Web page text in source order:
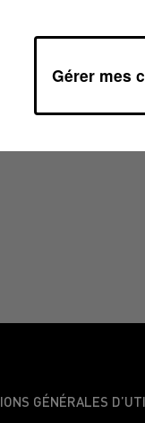
GÉNÉRALES
Gérer mes